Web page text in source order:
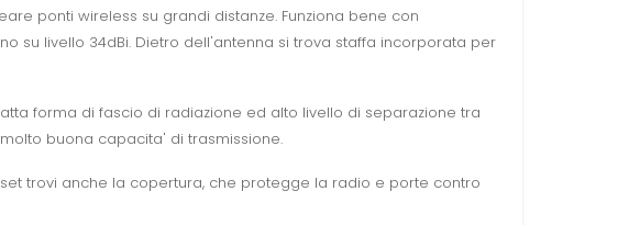
ponti wireless su grandi distanze. Funziona bene con
su livello 34dBi. Dietro dell'antenna si trova staffa incorporata per
forma di fascio di radiazione ed alto livello di separazione tra
buona capacita' di trasmissione.
trovi anche la copertura, che protegge la radio e porte contro